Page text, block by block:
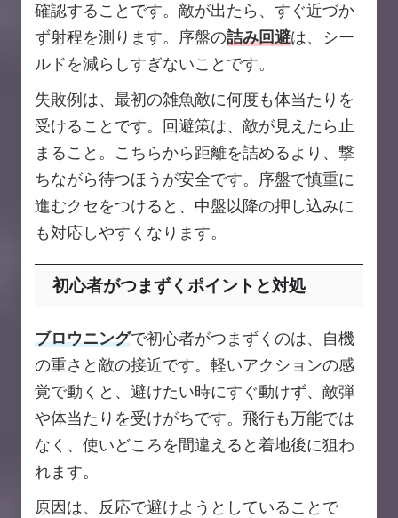
確認することです。敵が出たら、すぐ近づか
ず射程を測ります。序盤の詰み回避は、シー
ルドを減らしすぎないことです。
失敗例は、最初の雑魚敵に何度も体当たりを
受けることです。回避策は、敵が見えたら止
まること。こちらから距離を詰めるより、撃
ちながら待つほうが安全です。序盤で慎重に
進むクセをつけると、中盤以降の押し込みに
も対応しやすくなります。
初心者がつまずくポイントと対処
ブロウニングで初心者がつまずくのは、自機
の重さと敵の接近です。軽いアクションの感
覚で動くと、避けたい時にすぐ動けず、敵弾
や体当たりを受けがちです。飛行も万能では
なく、使いどころを間違えると着地後に狙わ
れます。
原因は、反応で避けようとしていることで